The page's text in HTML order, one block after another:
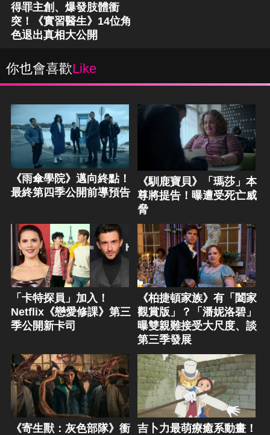
得罪主創、爆發肢體衝
突！《實習醫生》14位角
色退出真相大公開
你也會喜歡Like
《雨傘學院》邁向終點！
最終第四季公開前導預告
《馴鹿寶貝》「瑪莎」本
尊將提告！曝遭受死亡威
脅
「卡特探員」加入！
Netflix《戀愛修課》第三
季公開新卡司
《柏捷頓家族》有「闔家
觀賞版」？「潘妮洛碧」
曝雙親難接受大尺度、談
第三季發展
《寄生獸：灰色部隊》衝
吉卜力最萌療癒系動畫！